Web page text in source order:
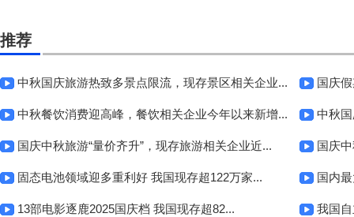
推荐
中秋国庆旅游热致多景点限流，现存景区相关企业... 国庆
中秋餐饮消费迎高峰，餐饮相关企业今年以来新增... 中秋
国庆中秋旅游“量价齐升”，现存旅游相关企业近... 国庆
固态电池领域迎多重利好 我国现存超122万家... 国内
13部电影逐鹿2025国庆档 我国现存超82... 我国